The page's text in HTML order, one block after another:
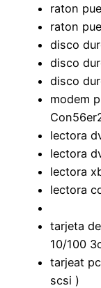
raton
raton
disco
disco
disco
modem
lectora
lectora
lectora
lectora
tarjeta
10/100
tarjeat
scsi )